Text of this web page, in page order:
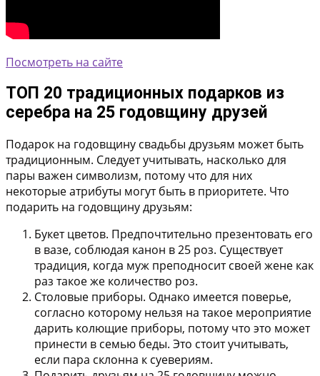
Посмотреть на сайте
ТОП 20 традиционных подарков из
серебра на 25 годовщину друзей
Подарок на годовщину свадьбы друзьям может быть
традиционным. Следует учитывать, насколько для
пары важен символизм, потому что для них
некоторые атрибуты могут быть в приоритете. Что
подарить на годовщину друзьям:
Букет цветов. Предпочтительно презентовать его
в вазе, соблюдая канон в 25 роз. Существует
традиция, когда муж преподносит своей жене как
раз такое же количество роз.
Столовые приборы. Однако имеется поверье,
согласно которому нельзя на такое мероприятие
дарить колющие приборы, потому что это может
принести в семью беды. Это стоит учитывать,
если пара склонна к суевериям.